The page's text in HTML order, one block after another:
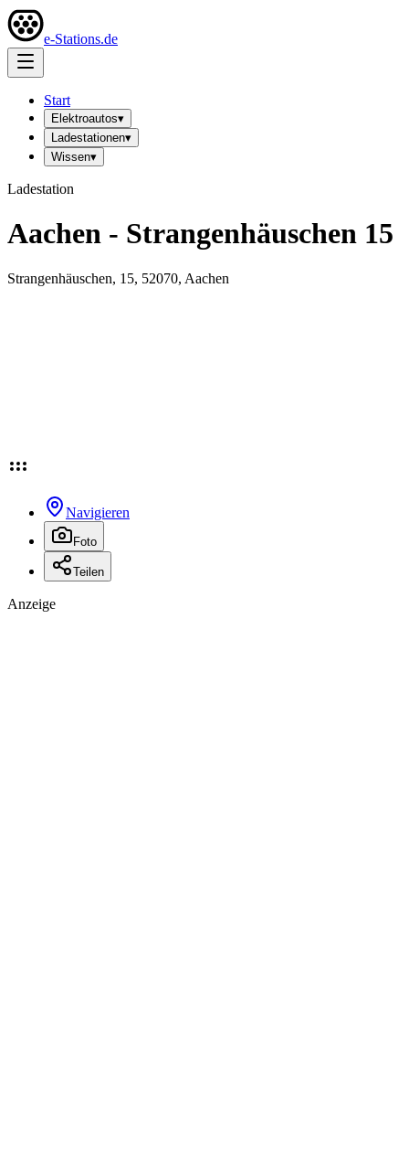
e-Stations.de
Start
Elektroautos▾
Ladestationen▾
Wissen▾
Ladestation
Aachen - Strangenhäuschen 15
Strangenhäuschen, 15, 52070, Aachen
Navigieren
Foto
Teilen
Anzeige